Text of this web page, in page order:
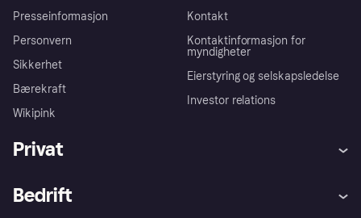
Presseinformasjon
Personvern
Sikkerhet
Bærekraft
Wikipink
Kontakt
Kontaktinformasjon for
myndigheter
Eierstyring og selskapsledelse
Investor relations
Privat
Bedrift